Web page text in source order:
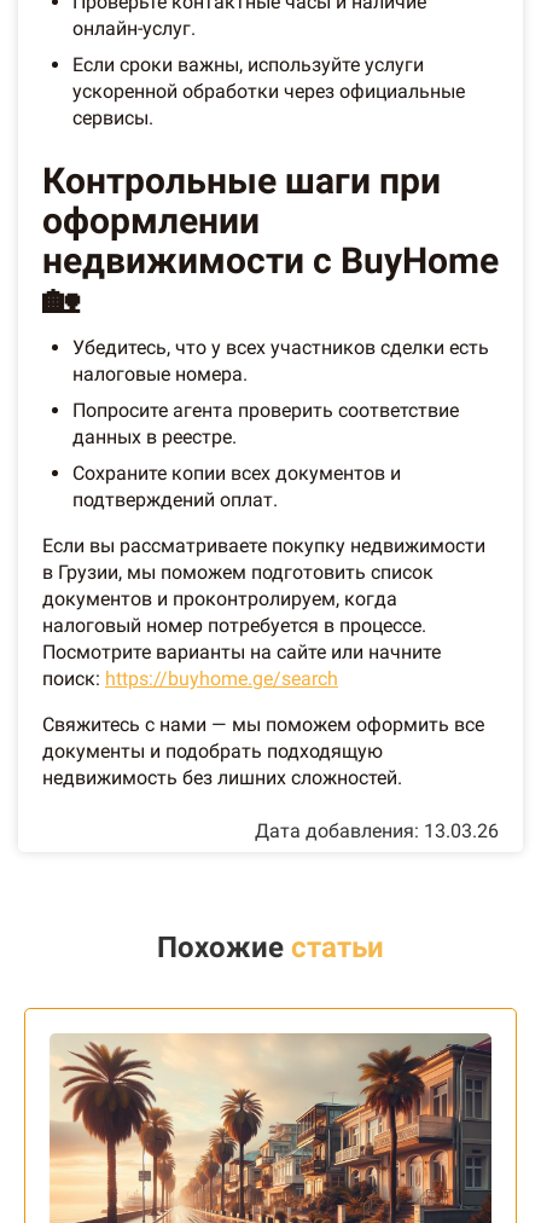
онлайн-услуг.
Если сроки важны, используйте услуги
ускоренной обработки через официальные
сервисы.
Контрольные шаги при
оформлении
недвижимости с BuyHome
🏡
Убедитесь, что у всех участников сделки есть
налоговые номера.
Попросите агента проверить соответствие
данных в реестре.
Сохраните копии всех документов и
подтверждений оплат.
Если вы рассматриваете покупку недвижимости
в Грузии, мы поможем подготовить список
документов и проконтролируем, когда
налоговый номер потребуется в процессе.
Посмотрите варианты на сайте или начните
поиск: https://buyhome.ge/search
Свяжитесь с нами — мы поможем оформить все
документы и подобрать подходящую
недвижимость без лишних сложностей.
Дата добавления: 13.03.26
Похожие статьи